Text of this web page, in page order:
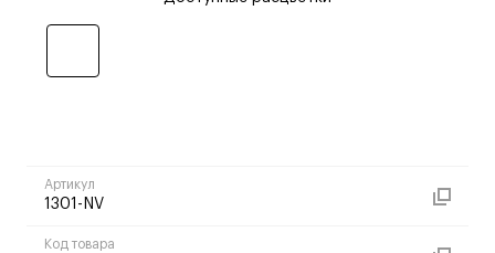
Артикул
1301-NV
Код товара